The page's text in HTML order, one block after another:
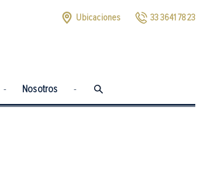
33 3641 7823
Ubicaciones
- Nosotros -